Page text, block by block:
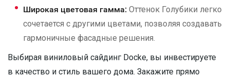
Широкая цветовая гамма: Оттенок Голубики легко
сочетается с другими цветами, позволяя создавать
гармоничные фасадные решения.
Выбирая виниловый сайдинг Docke, вы инвестируете
в качество и стиль вашего дома. Закажите прямо